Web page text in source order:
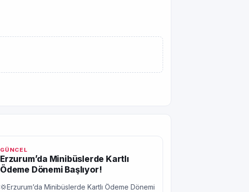
GÜNCEL
Erzurum’da Minibüslerde Kartlı
Ödeme Dönemi Başlıyor!
💢Erzurum’da Minibüslerde Kartlı Ödeme Dönemi